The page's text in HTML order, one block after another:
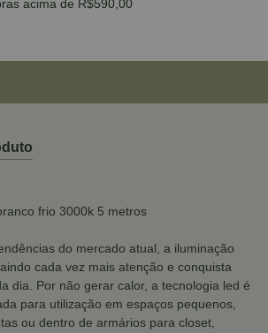
acima de R$590,00
frio 3000k 5 metros
do mercado atual, a iluminação
cada vez mais atenção e conquista
dia. Por não gerar calor, a tecnologia led é
para utilização em espaços pequenos,
ou dentro de armários para closet,